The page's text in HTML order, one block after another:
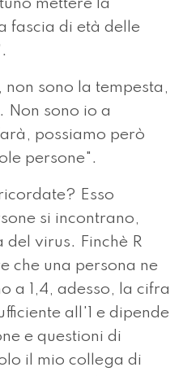
mettere la
fascia di età delle
sono la tempesta,
Non sono io a
possiamo però
persone".
Esso
si incontrano,
virus. Finchè R
che una persona ne
a 1,4, adesso, la cifra
all'1 e dipende
e questioni di
il mio collega di